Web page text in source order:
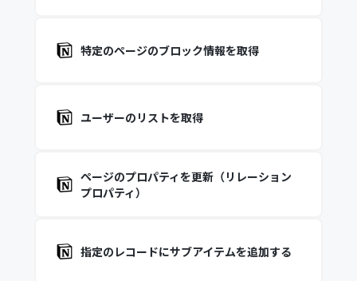
特定のページのブロック情報を取得
ユーザーのリストを取得
ページのプロパティを更新（リレーション
プロパティ）
指定のレコードにサブアイテムを追加する